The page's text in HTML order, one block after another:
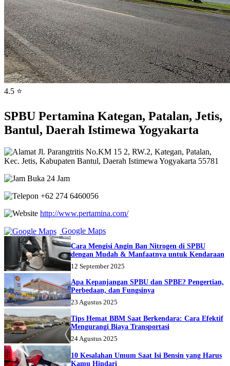
4.5 ⭐
SPBU Pertamina Kategan, Patalan, Jetis,
Bantul, Daerah Istimewa Yogyakarta
Jl. Parangtritis No.KM 15 2, RW.2, Kategan, Patalan,
Kec. Jetis, Kabupaten Bantul, Daerah Istimewa Yogyakarta 55781
Buka 24 Jam
+62 274 6460056
http://www.pertamina.com/
Google Maps
Cara Mengisi Angin Ban Nitrogen di SPBU
dengan Mudah & Manfaatnya untuk Kendaraan
12 September 2025
Apa Kepanjangan SPBU dan SPBE? Pengertian,
Perbedaan, dan Fungsinya
23 Agustus 2025
Tips Hemat BBM Saat Berkendara: Cara Efektif
Mengurangi Biaya Transportasi
24 Agustus 2025
10 Kesalahan Umum Saat Isi Bensin yang Harus
Kamu Hindari